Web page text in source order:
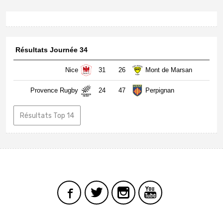
Résultats Journée 34
Nice 31 26 Mont de Marsan
Provence Rugby 24 47 Perpignan
Résultats Top 14